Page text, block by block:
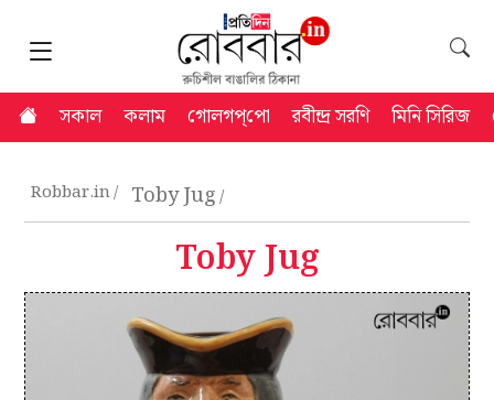
সকাল কলাম গোলগপ্‌পো রবীন্দ্র সরণি মিনি সিরিজ
Robbar.in Toby Jug
Toby Jug